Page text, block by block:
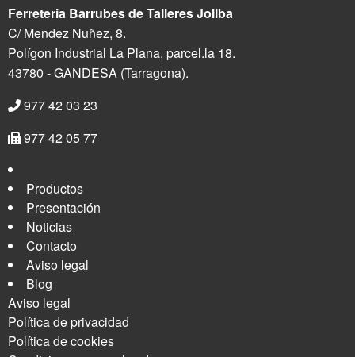
Ferreteria Barrubes de Talleres Jollba
C/ Mendez Nuñez, 8.
Polígon Industrial La Plana, parcel.la 18.
43780 - GANDESA (Tarragona).
977 42 03 23
977 42 05 77
Productos
Presentación
Noticias
Contacto
Aviso legal
Blog
Aviso legal
Política de privacidad
Política de cookies